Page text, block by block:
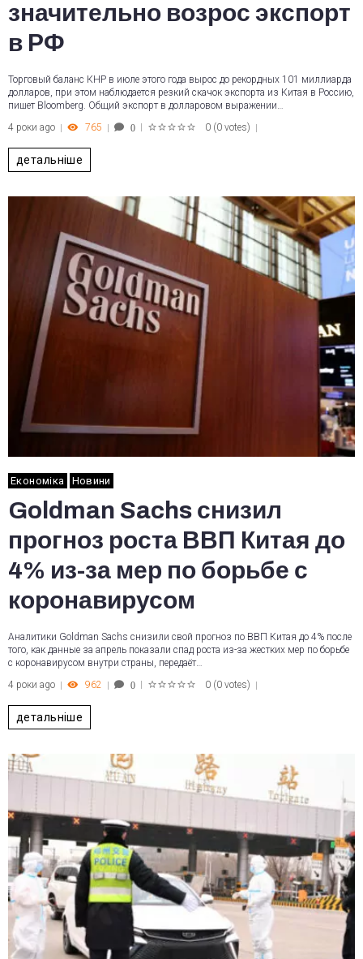
значительно возрос экспорт
в РФ
Торговый баланс КНР в июле этого года вырос до рекордных 101 миллиарда
долларов, при этом наблюдается резкий скачок экспорта из Китая в Россию,
пишет Bloomberg. Общий экспорт в долларовом выражении…
4 роки ago
765 0 0 (0 votes)
детальніше
Економіка Новини
Goldman Sachs снизил
прогноз роста ВВП Китая до
4% из-за мер по борьбе с
коронавирусом
Аналитики Goldman Sachs снизили свой прогноз по ВВП Китая до 4% после
того, как данные за апрель показали спад роста из-за жестких мер по борьбе
с коронавирусом внутри страны, передаёт…
4 роки ago
962 0 0 (0 votes)
детальніше